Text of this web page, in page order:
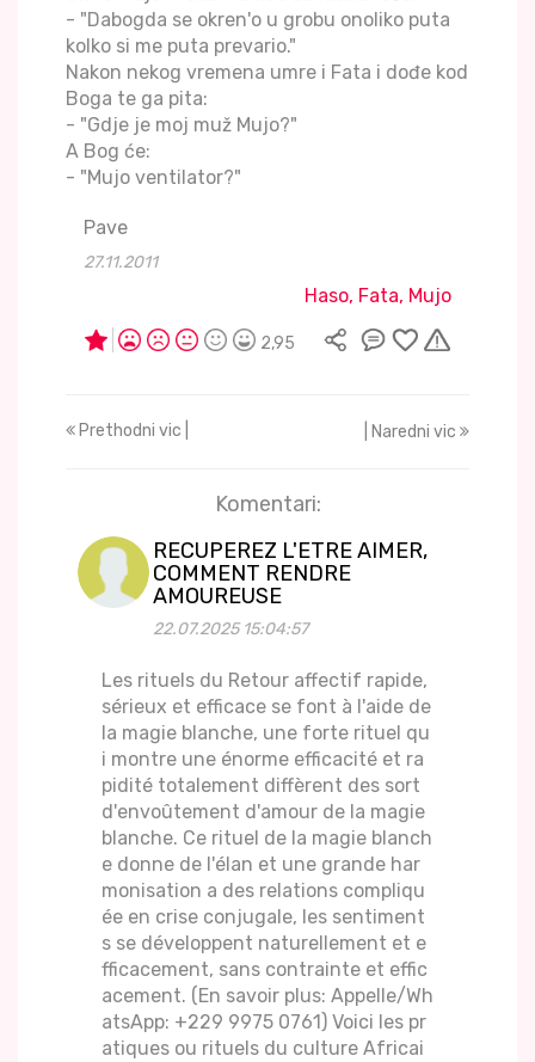
- "Dabogda se okren'o u grobu onoliko puta
kolko si me puta prevario."
Nakon nekog vremena umre i Fata i dođe kod
Boga te ga pita:
- "Gdje je moj muž Mujo?"
A Bog će:
- "Mujo ventilator?"
Pave
27.11.2011
Haso, Fata, Mujo
2,95
Prethodni vic | | Naredni vic
Komentari:
RECUPEREZ L'ETRE AIMER,
COMMENT RENDRE
AMOUREUSE
22.07.2025 15:04:57
Les rituels du Retour affectif rapide,
sérieux et efficace se font à l'aide de
la magie blanche, une forte rituel qu
i montre une énorme efficacité et ra
pidité totalement diffèrent des sort
d'envoûtement d'amour de la magie
blanche. Ce rituel de la magie blanch
e donne de l'élan et une grande har
monisation a des relations compliqu
ée en crise conjugale, les sentiment
s se développent naturellement et e
fficacement, sans contrainte et effic
acement. (En savoir plus: Appelle/Wh
atsApp: +229 9975 0761) Voici les pr
atiques ou rituels du culture Africai